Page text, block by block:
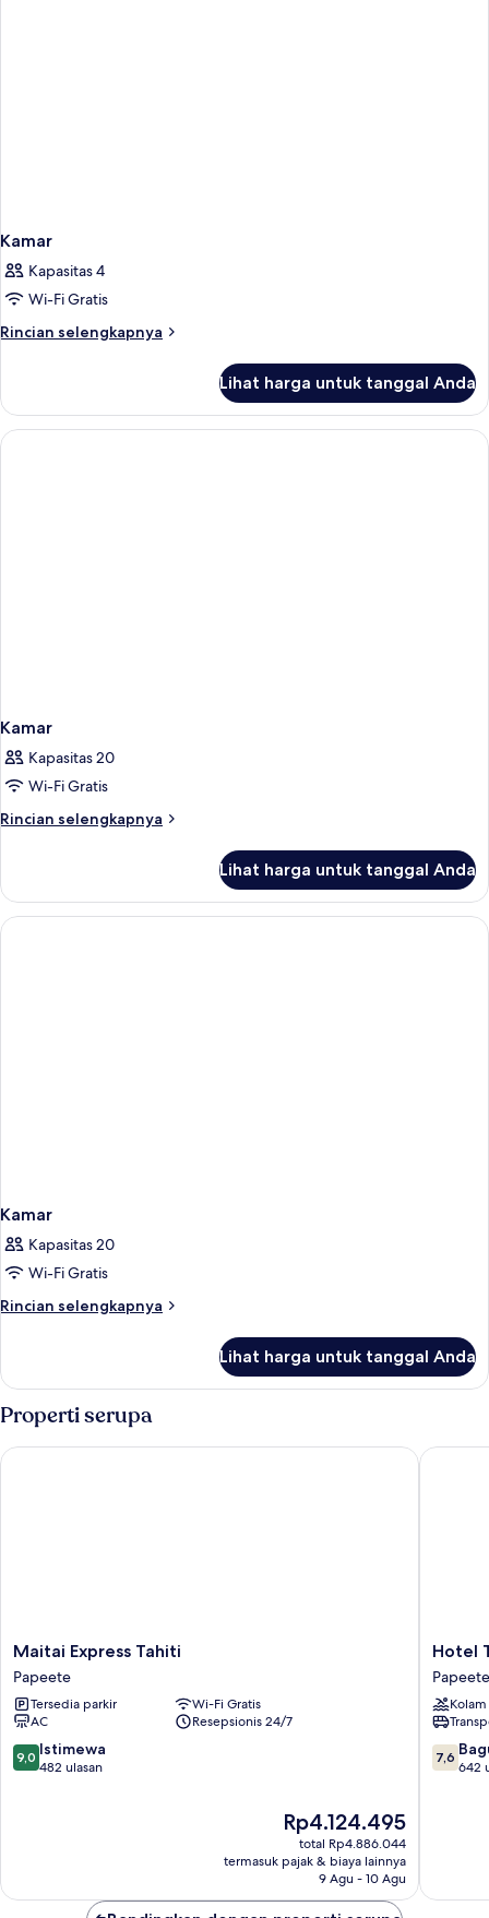
Kamar
Kapasitas 4
Wi-Fi Gratis
Rincian selengkapnya
Rincian
Kamar
Lihat harga untuk tanggal Anda
Kamar
Kapasitas 20
Wi-Fi Gratis
Rincian selengkapnya
Rincian
Kamar
Lihat harga untuk tanggal Anda
Kamar
Kapasitas 20
Wi-Fi Gratis
Rincian selengkapnya
Rincian
Kamar
Lihat harga untuk tanggal Anda
Properti serupa
Maitai
Express
Tahiti
Papeete
Maitai Express Tahiti
Papeete
Tersedia parkir
Wi-Fi Gratis
AC
Resepsionis 24/7
9.0
dari
9,0 Istimewa
482 ulasan
Harga
sekarang
Rp4.124.495
Rp4.124.495
total Rp4.886.044
termasuk pajak & biaya lainnya
9 Agu - 10 Agu
Maitai Express Tahiti
Hotel
Tahiti
Nui
Papeete
Hotel
Papeete
7.6
dari
7,6
642
Hotel